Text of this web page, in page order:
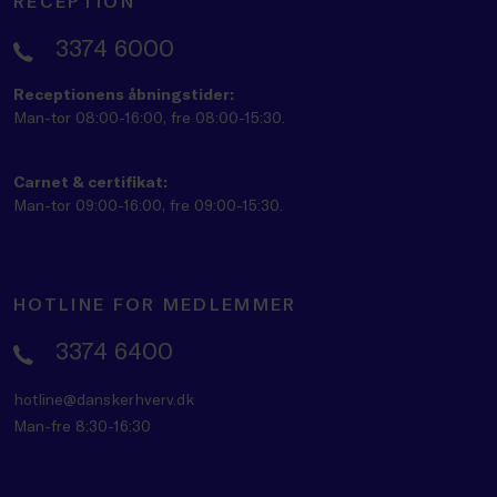
3374 6000
Receptionens åbningstider:
Man-tor 08:00-16:00, fre 08:00-15:30.
Carnet & certifikat:
Man-tor 09:00-16:00, fre 09:00-15:30.
HOTLINE FOR MEDLEMMER
3374 6400
hotline@danskerhverv.dk
Man-fre 8:30-16:30